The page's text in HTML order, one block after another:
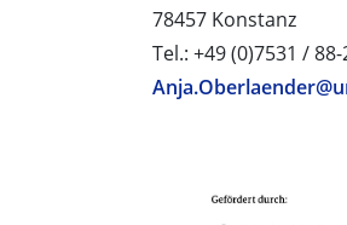
78457 Konstanz
Tel.: +49 (0)7531 /